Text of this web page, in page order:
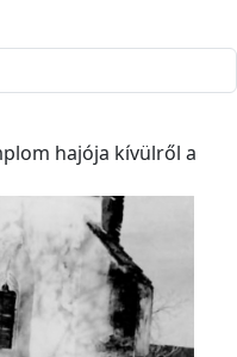
hajója kívülről a